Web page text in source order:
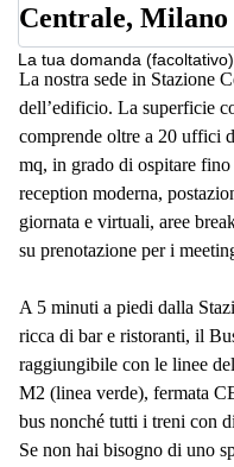
Affitto
Ufficio
Coworking
Affitto
Business
Centers
a Como
La tua domanda (facoltativo)
Centrale, Milano
La nostra sede in Stazione
dell’edificio. La superficie
comprende oltre a 20 uffici
mq, in grado di ospitare
reception moderna,
giornata e virtuali, aree
su prenotazione per i
A 5 minuti a piedi dalla
ricca di bar e ristoranti, il
raggiungibile con le linee
M2 (linea verde), fermata
bus nonché tutti i treni con
Se non hai bisogno di uno